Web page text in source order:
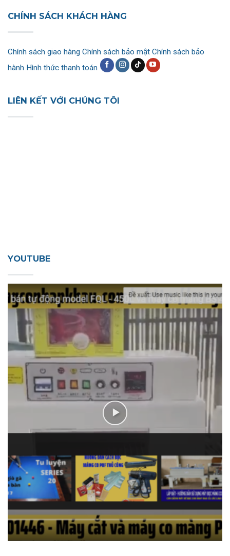
CHÍNH SÁCH KHÁCH HÀNG
Chính sách giao hàng Chính sách bảo mật Chính sách bảo
hành Hình thức thanh toán
LIÊN KẾT VỚI CHÚNG TÔI
YOUTUBE